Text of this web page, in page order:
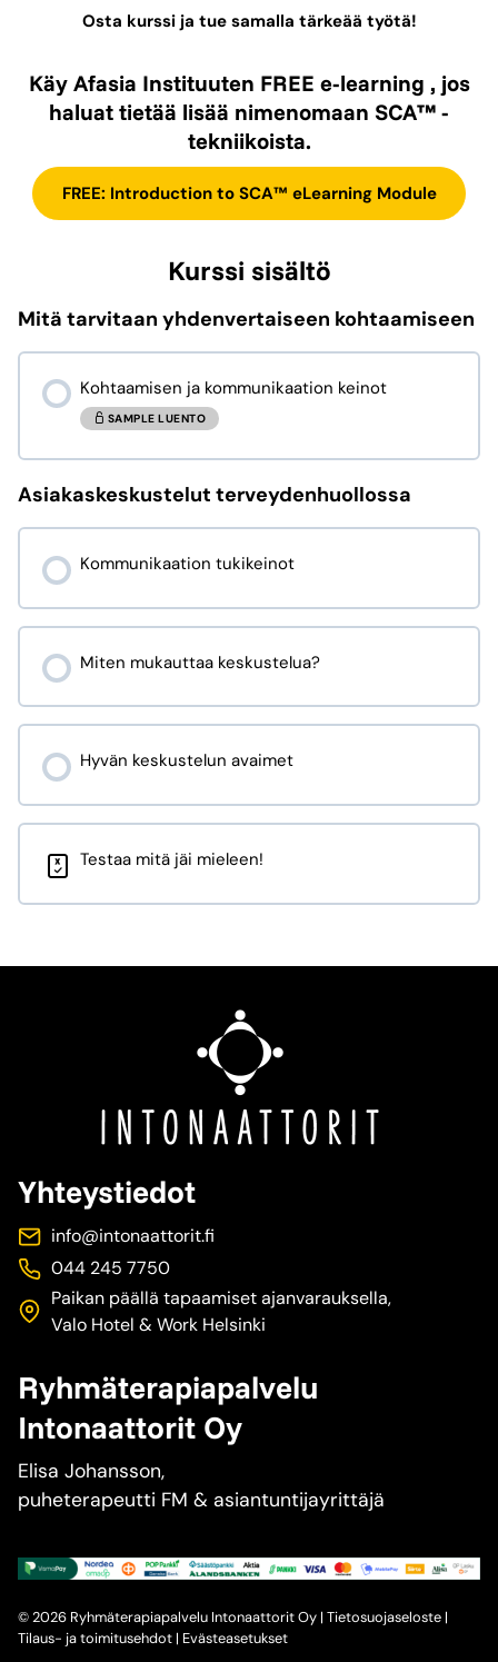
Osta kurssi ja tue samalla tärkeää työtä!
Käy Afasia Instituuten FREE e-learning , jos
haluat tietää lisää nimenomaan SCA™ -
tekniikoista.
FREE: Introduction to SCA™ eLearning Module
Kurssi sisältö
Mitä tarvitaan yhdenvertaiseen kohtaamiseen
Kohtaamisen ja kommunikaation keinot
SAMPLE LUENTO
Asiakaskeskustelut terveydenhuollossa
Kommunikaation tukikeinot
Miten mukauttaa keskustelua?
Hyvän keskustelun avaimet
Testaa mitä jäi mieleen!
Yhteystiedot
info@intonaattorit.fi
044 245 7750
Paikan päällä tapaamiset ajanvarauksella,
Valo Hotel & Work Helsinki
Ryhmäterapiapalvelu
Intonaattorit Oy
Elisa Johansson,
puheterapeutti FM & asiantuntijayrittäjä
© 2026 Ryhmäterapiapalvelu Intonaattorit Oy | Tietosuojaseloste |
Tilaus- ja toimitusehdot | Evästeasetukset